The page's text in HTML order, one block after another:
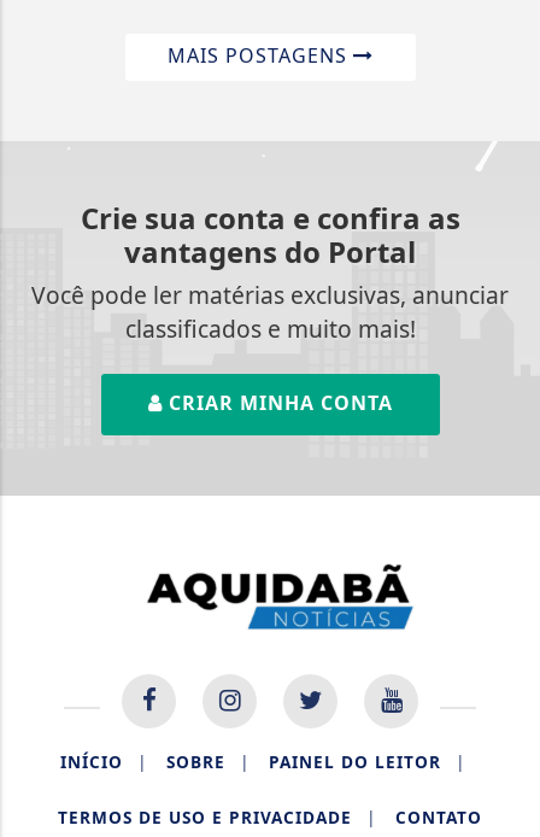
MAIS POSTAGENS
Crie sua conta e confira as
vantagens do Portal
Você pode ler matérias exclusivas, anunciar
classificados e muito mais!
CRIAR MINHA CONTA
INÍCIO | SOBRE | PAINEL DO LEITOR |
TERMOS DE USO E PRIVACIDADE | CONTATO